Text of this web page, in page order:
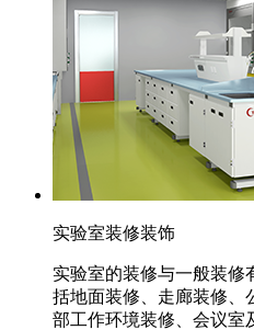
实验室装修装饰
实验室的装修与一般装修
括地面装修、走廊装修、
部工作环境装修、会议室